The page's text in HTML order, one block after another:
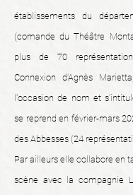
établissements du
(comande du Théâtre
plus de 70
Connexion d'Agnès
l'occasion de nom et
se reprend en février-mars
des Abbesses (24
Par ailleurs elle collabore en
scène avec la compagnie